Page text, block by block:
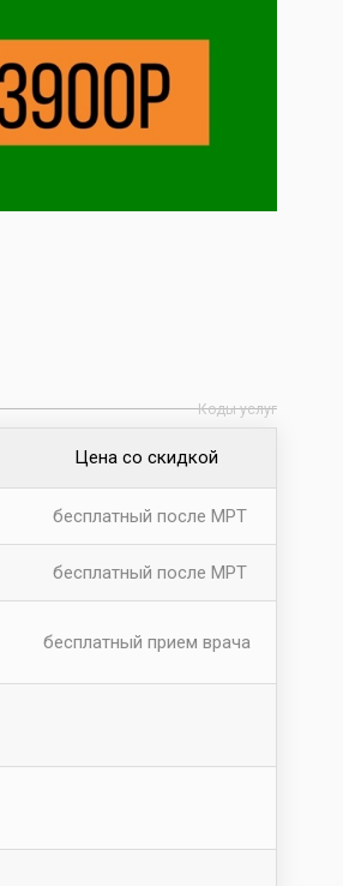
Цена со скидкой
бесплатный после МРТ
бесплатный после МРТ
бесплатный прием врача
Коды услуг